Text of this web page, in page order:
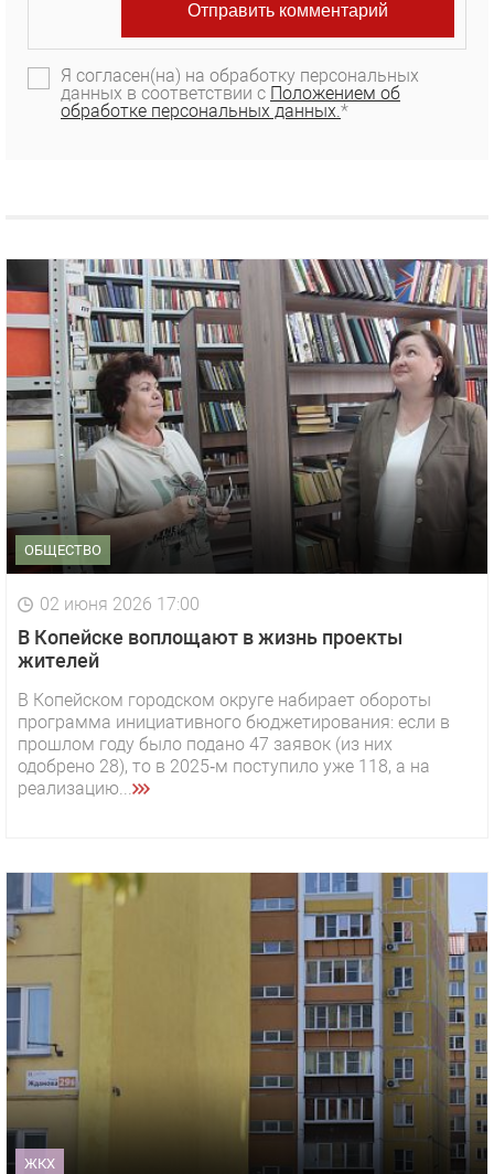
Я согласен(на) на обработку персональных
данных в соответствии с Положением об
обработке персональных данных.*
ОБЩЕСТВО
02 июня 2026 17:00
В Копейске воплощают в жизнь проекты
жителей
В Копейском городском округе набирает обороты
программа инициативного бюджетирования: если в
прошлом году было подано 47 заявок (из них
одобрено 28), то в 2025‑м поступило уже 118, а на
реализацию...
ЖКХ